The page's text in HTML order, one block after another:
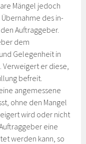
Mängel jedoch
des in-
Auftraggeber.
dem
Gelegenheit in
Verweigert er diese,
befreit.
angemessene
ohne den Mangel
wird oder nicht
eine
werden kann, so